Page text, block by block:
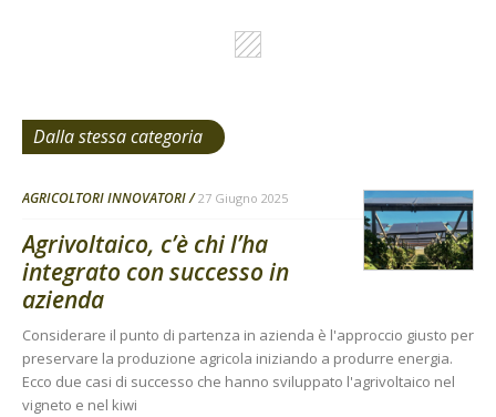
Dalla stessa categoria
AGRICOLTORI INNOVATORI 27 Giugno 2025
Agrivoltaico, c’è chi l’ha
integrato con successo in
azienda
Considerare il punto di partenza in azienda è l'approccio giusto per
preservare la produzione agricola iniziando a produrre energia.
Ecco due casi di successo che hanno sviluppato l'agrivoltaico nel
vigneto e nel kiwi